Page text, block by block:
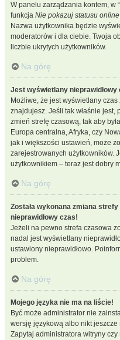
W panelu zarządzania kontem, w
funkcja Nie pokazuj statusu online
Nazwa użytkownika będzie
moderatorów i dla ciebie. Twoja
liczbie ukrytych użytkowników.
Na górę
Jest wyświetlany nieprawidłowy
Możliwe, że jest wyświetlany
znajdujesz. Jeśli tak właśnie
zmień strefę czasową, tak aby
Europa centralna, Afryka, czy
jak i większości ustawień, może
zarejestrowanych użytkowników.
użytkownikiem – teraz jest dobry
Na górę
Została wykonana zmiana
nieprawidłowy czas!
Jeżeli na pewno strefa czasowa
nadal jest wyświetlany
ustawiony nieprawidłowo.
problem.
Na górę
Mojego języka nie ma na liście!
Być może administrator nie
wersję językową albo nikt jeszcze
Zapytaj administratora witryny